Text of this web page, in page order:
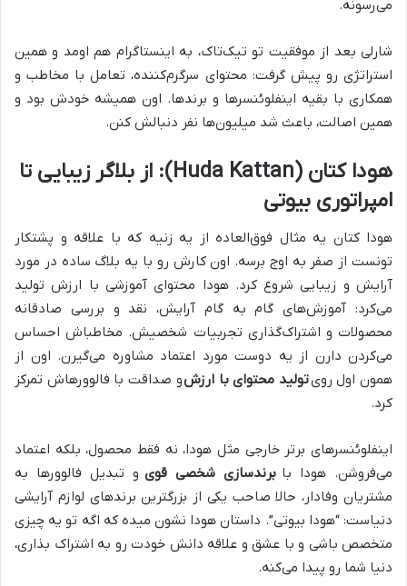
می‌رسونه.
شارلی بعد از موفقیت تو تیک‌تاک، به اینستاگرام هم اومد و همین
استراتژی رو پیش گرفت: محتوای سرگرم‌کننده، تعامل با مخاطب و
همکاری با بقیه اینفلوئنسرها و برندها. اون همیشه خودش بود و
همین اصالت، باعث شد میلیون‌ها نفر دنبالش کنن.
هودا کتان (Huda Kattan): از بلاگر زیبایی تا
امپراتوری بیوتی
هودا کتان یه مثال فوق‌العاده از یه زنیه که با علاقه و پشتکار
تونست از صفر به اوج برسه. اون کارش رو با یه بلاگ ساده در مورد
آرایش و زیبایی شروع کرد. هودا محتوای آموزشی با ارزش تولید
می‌کرد: آموزش‌های گام به گام آرایش، نقد و بررسی صادقانه
محصولات و اشتراک‌گذاری تجربیات شخصیش. مخاطباش احساس
می‌کردن دارن از یه دوست مورد اعتماد مشاوره می‌گیرن. اون از
همون اول رویتولید محتوای با ارزشو صداقت با فالوورهاش تمرکز
کرد.
اینفلوئنسرهای برتر خارجی مثل هودا، نه فقط محصول، بلکه اعتماد
می‌فروشن. هودا با برندسازی شخصی قوی و تبدیل فالوورها به
مشتریان وفادار، حالا صاحب یکی از بزرگترین برندهای لوازم آرایشی
دنیاست: “هودا بیوتی”. داستان هودا نشون میده که اگه تو یه چیزی
متخصص باشی و با عشق و علاقه دانش خودت رو به اشتراک بذاری،
دنیا شما رو پیدا می‌کنه.